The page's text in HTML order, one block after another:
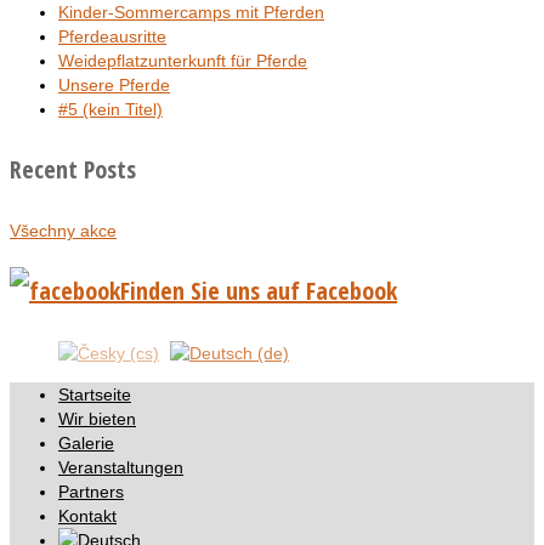
Kinder-Sommercamps mit Pferden
Pferdeausritte
Weidepflatzunterkunft für Pferde
Unsere Pferde
#5 (kein Titel)
Recent Posts
Všechny akce
Finden Sie uns auf Facebook
Startseite
Wir bieten
Galerie
Veranstaltungen
Partners
Kontakt